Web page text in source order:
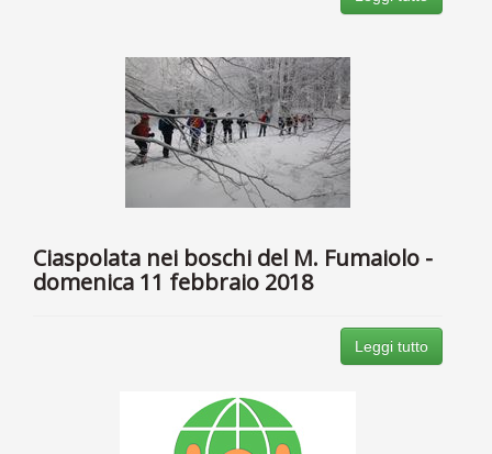
Ciaspolata nei boschi del M. Fumaiolo -
domenica 11 febbraio 2018
Leggi tutto